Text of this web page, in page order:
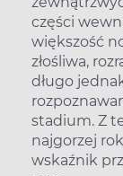
części
większość
złośliwa,
długo
stadium. Z
najgorzej
wskaźnik